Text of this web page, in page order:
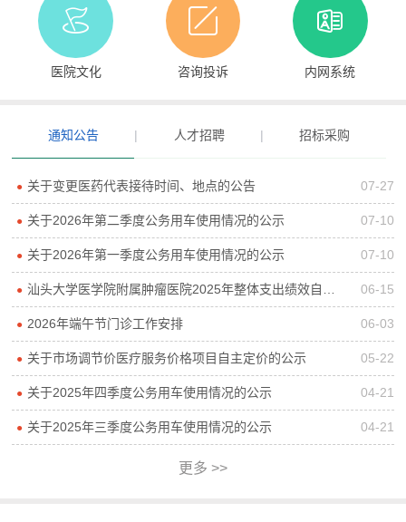
医院文化 咨询投诉 内网系统
通知公告 | 人才招聘 | 招标采购
● 关于变更医药代表接待时间、地点的公告 07-27
● 关于2026年第二季度公务用车使用情况的公示 07-10
● 关于2026年第一季度公务用车使用情况的公示 07-10
● 汕头大学医学院附属肿瘤医院2025年整体支出绩效自评报告 06-15
● 2026年端午节门诊工作安排 06-03
● 关于市场调节价医疗服务价格项目自主定价的公示 05-22
● 关于2025年四季度公务用车使用情况的公示 04-21
● 关于2025年三季度公务用车使用情况的公示 04-21
更多 >>